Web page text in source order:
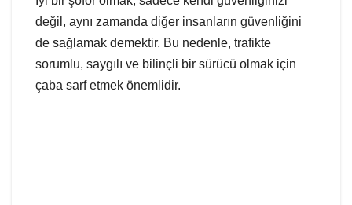
değil, aynı zamanda diğer insanların güvenliğini
de sağlamak demektir. Bu nedenle, trafikte
sorumlu, saygılı ve bilinçli bir sürücü olmak için
çaba sarf etmek önemlidir.